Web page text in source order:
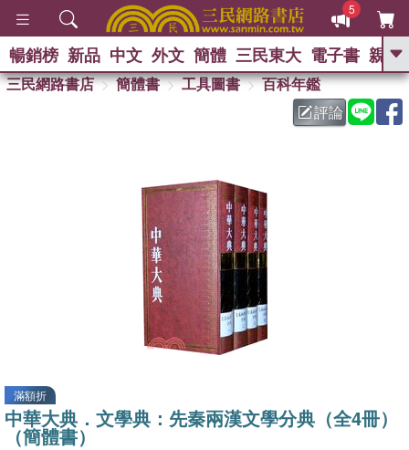
5
GO
暢銷榜 新品 中文 外文 簡體 三民東大 電子書 親子
三民網路書店 簡體書 工具圖書
百科年鑑
評論
滿額折
中華大典．文學典：先秦兩漢文學分典（全4冊）
（簡體書）